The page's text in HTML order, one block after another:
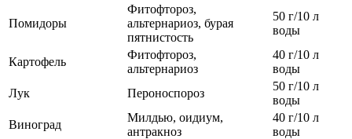
Помидоры
Фитофтороз,
альтернариоз, бурая
пятнистость
50 г/10 л
воды
Картофель
Фитофтороз,
альтернариоз
40 г/10 л
воды
Лук
Пероноспороз
50 г/10 л
воды
Виноград
Милдью, оидиум,
антракноз
40 г/10 л
воды